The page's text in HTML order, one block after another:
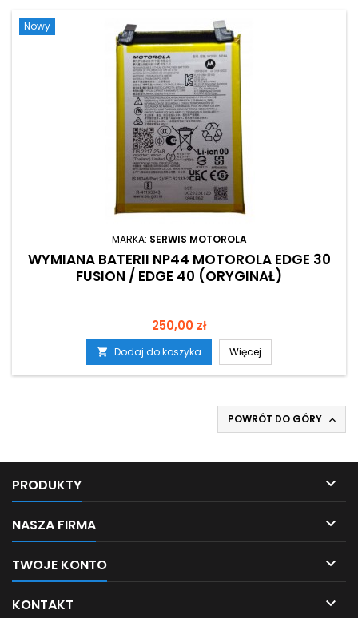
Nowy
MARKA: SERWIS MOTOROLA
WYMIANA BATERII NP44 MOTOROLA EDGE 30
FUSION / EDGE 40 (ORYGINAŁ)
Cena
250,00 zł
 Dodaj do koszyka Więcej
POWRÓT DO GÓRY 
PRODUKTY 
NASZA FIRMA 
TWOJE KONTO 
KONTAKT 